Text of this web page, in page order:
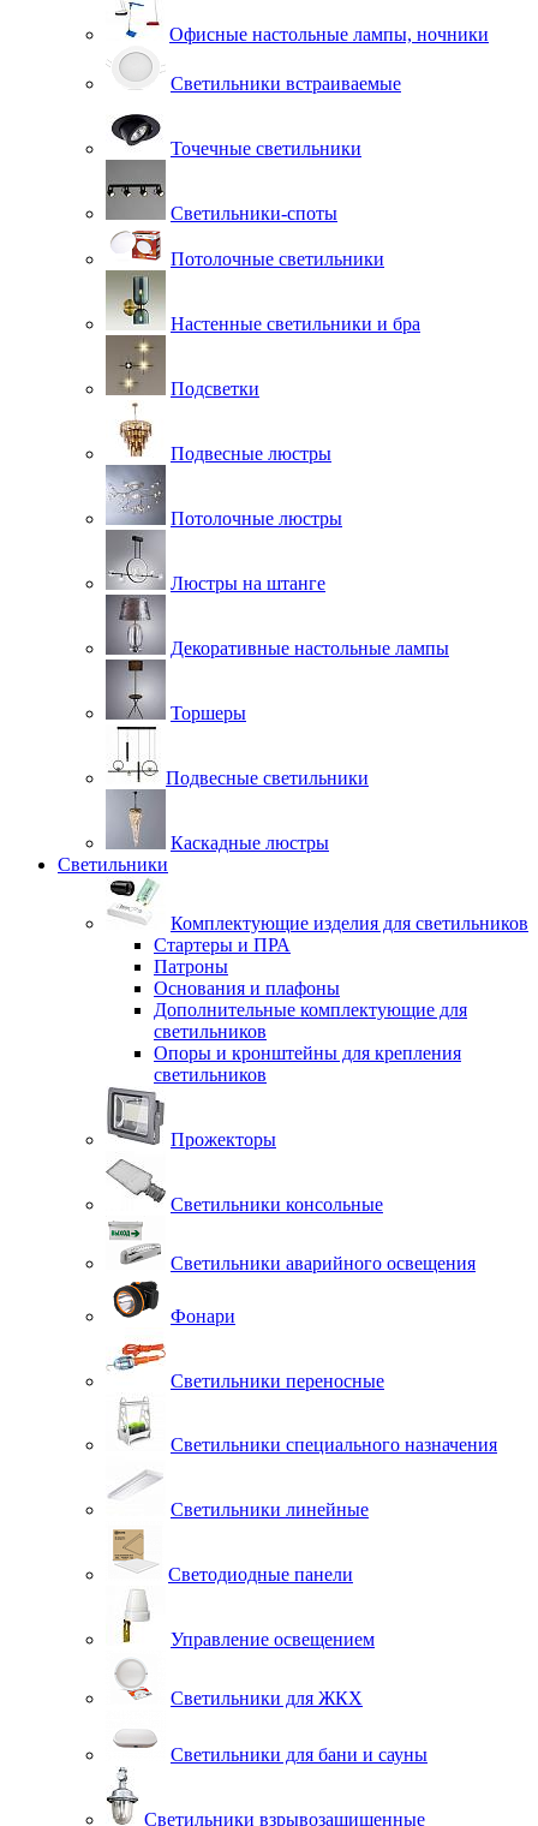
Офисные настольные лампы, ночники
Светильники встраиваемые
Точечные светильники
Светильники-споты
Потолочные светильники
Настенные светильники и бра
Подсветки
Подвесные люстры
Потолочные люстры
Люстры на штанге
Декоративные настольные лампы
Торшеры
Подвесные светильники
Каскадные люстры
Светильники
Комплектующие изделия для светильников
Стартеры и ПРА
Патроны
Основания и плафоны
Дополнительные комплектующие для
светильников
Опоры и кронштейны для крепления
светильников
Прожекторы
Светильники консольные
Светильники аварийного освещения
Фонари
Светильники переносные
Светильники специального назначения
Светильники линейные
Светодиодные панели
Управление освещением
Светильники для ЖКХ
Светильники для бани и сауны
Светильники взрывозащищенные